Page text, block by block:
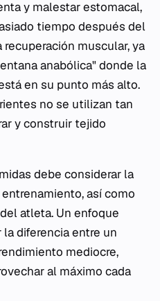
y malestar estomacal,
tiempo después del
muscular, ya
anabólica" donde la
en su punto más alto.
no se utilizan tan
y construir tejido
debe considerar la
así como
atleta. Un enfoque
diferencia entre un
mediocre,
al máximo cada